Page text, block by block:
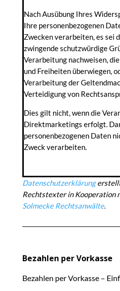
Nach Ausübung Ihres
Ihre personenbezogenen
Zwecken verarbeiten, es sei
zwingende schutzwürdige
Verarbeitung nachweisen,
und Freiheiten überwiegen,
Verarbeitung der
Verteidigung von
Dies gilt nicht, wenn die
Direktmarketings erfolgt.
personenbezogenen Daten
Zweck verarbeiten.
Datenschutzerklärung
Rechtstexter in Kooperation
Solmecke Rechtsanwälte.
Bezahlen per Vorkasse
Bezahlen per Vorkasse –